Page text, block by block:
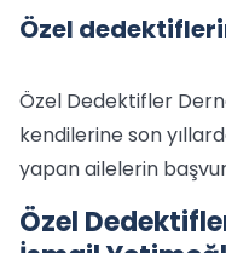
Özel
Özel Dedektifler
kendilerine son
yapan ailelerin
Özel